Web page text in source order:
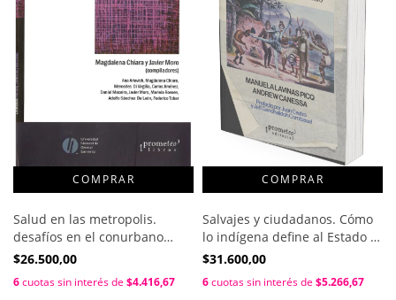
Salud en las metropolis.
desafíos en el conurbano
bonaerense / Chiara
$26.500,00
6cuotas sin interés de $4.416,67
Salvajes y ciudadanos. Cómo
lo indígena define al Estado /
Manuela Lavinas Picq ;
$31.600,00
6cuotas sin interés de $5.266,67